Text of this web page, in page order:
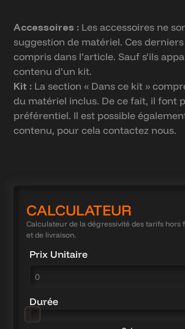
Accessoires : Les accessoires ne
suggestion de matériel. Ces
compris dans l’article. Sauf s’ils
contenu d’un kit.
Kit : La section « Dans ce kit »
du matériel inclus. De ce fait, il font
préférentiel. Il est possible
contenu, pour cela contactez nous.
CALCULATEUR
Calculateur de la dégressivité des tarifs hors
et de livraison.
Prix Unitaire
Durée